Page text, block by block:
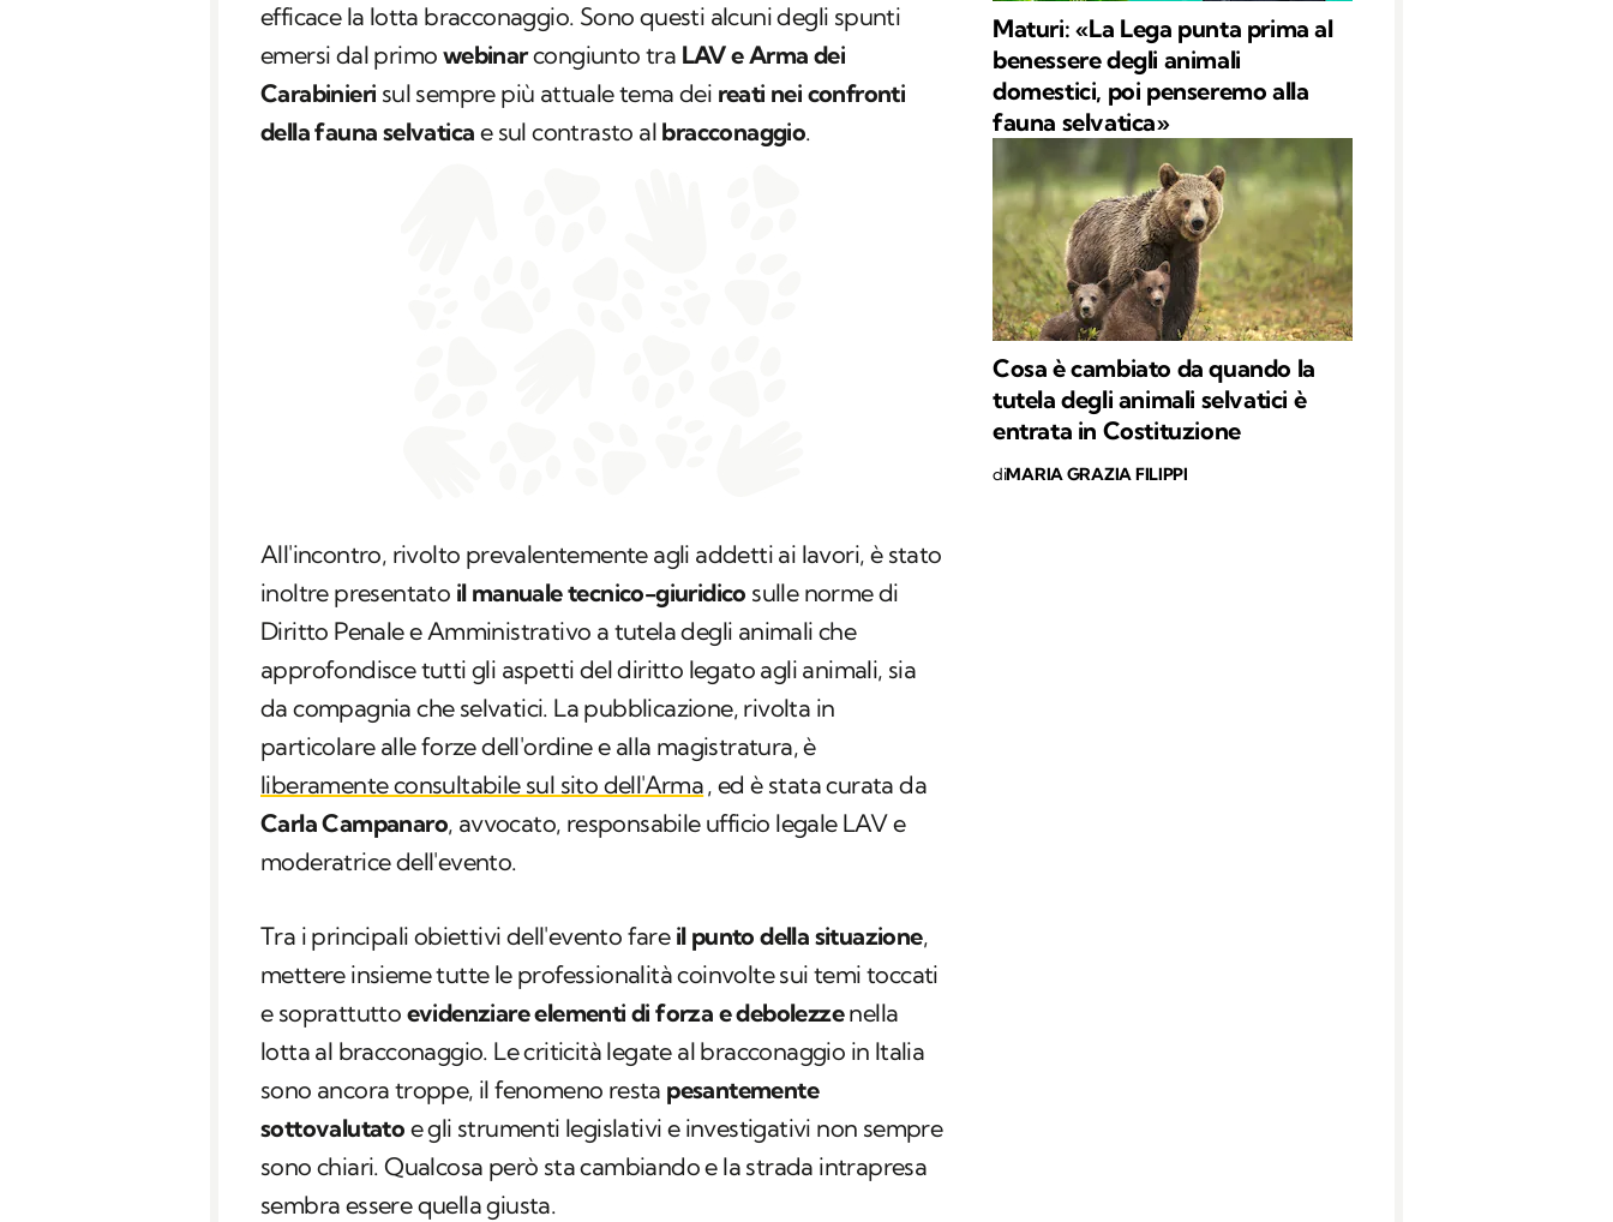
efficace la lotta bracconaggio. Sono questi alcuni degli spunti
emersi dal primo webinarcongiunto tra LAV e Arma dei
Carabinieri sul sempre più attuale tema dei reati nei confronti
della fauna selvatica e sul contrasto al bracconaggio.
All'incontro, rivolto prevalentemente agli addetti ai lavori, è stato
inoltre presentato il manuale tecnico-giuridico sulle norme di
Diritto Penale e Amministrativo a tutela degli animali che
approfondisce tutti gli aspetti del diritto legato agli animali, sia
da compagnia che selvatici. La pubblicazione, rivolta in
particolare alle forze dell'ordine e alla magistratura, è
liberamente consultabile sul sito dell'Arma, ed è stata curata da
Carla Campanaro, avvocato, responsabile ufficio legale LAV e
moderatrice dell'evento.
Tra i principali obiettivi dell'evento fare il punto della situazione,
mettere insieme tutte le professionalità coinvolte sui temi toccati
e soprattutto evidenziare elementi di forza e debolezzenella
lotta al bracconaggio. Le criticità legate al bracconaggio in Italia
sono ancora troppe, il fenomeno resta pesantemente
sottovalutato e gli strumenti legislativi e investigativi non sempre
sono chiari. Qualcosa però sta cambiando e la strada intrapresa
sembra essere quella giusta.
Maturi: «La Lega punta prima al
benessere degli animali
domestici, poi penseremo alla
fauna selvatica»
Cosa è cambiato da quando la
tutela degli animali selvatici è
entrata in Costituzione
diMARIA GRAZIA FILIPPI